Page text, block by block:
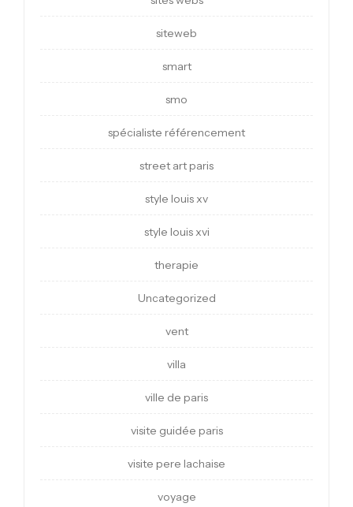
siteweb
smart
smo
spécialiste référencement
street art paris
style louis xv
style louis xvi
therapie
Uncategorized
vent
villa
ville de paris
visite guidée paris
visite pere lachaise
voyage